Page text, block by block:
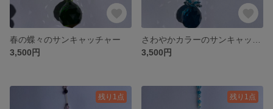
春の蝶々のサンキャッチャー
3,500円
3,500円
残り1点 残り1点